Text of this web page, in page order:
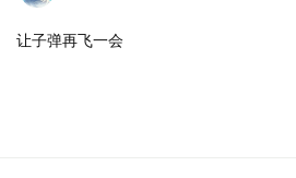
让子弹再飞一会